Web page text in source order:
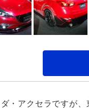
・アクセラですが